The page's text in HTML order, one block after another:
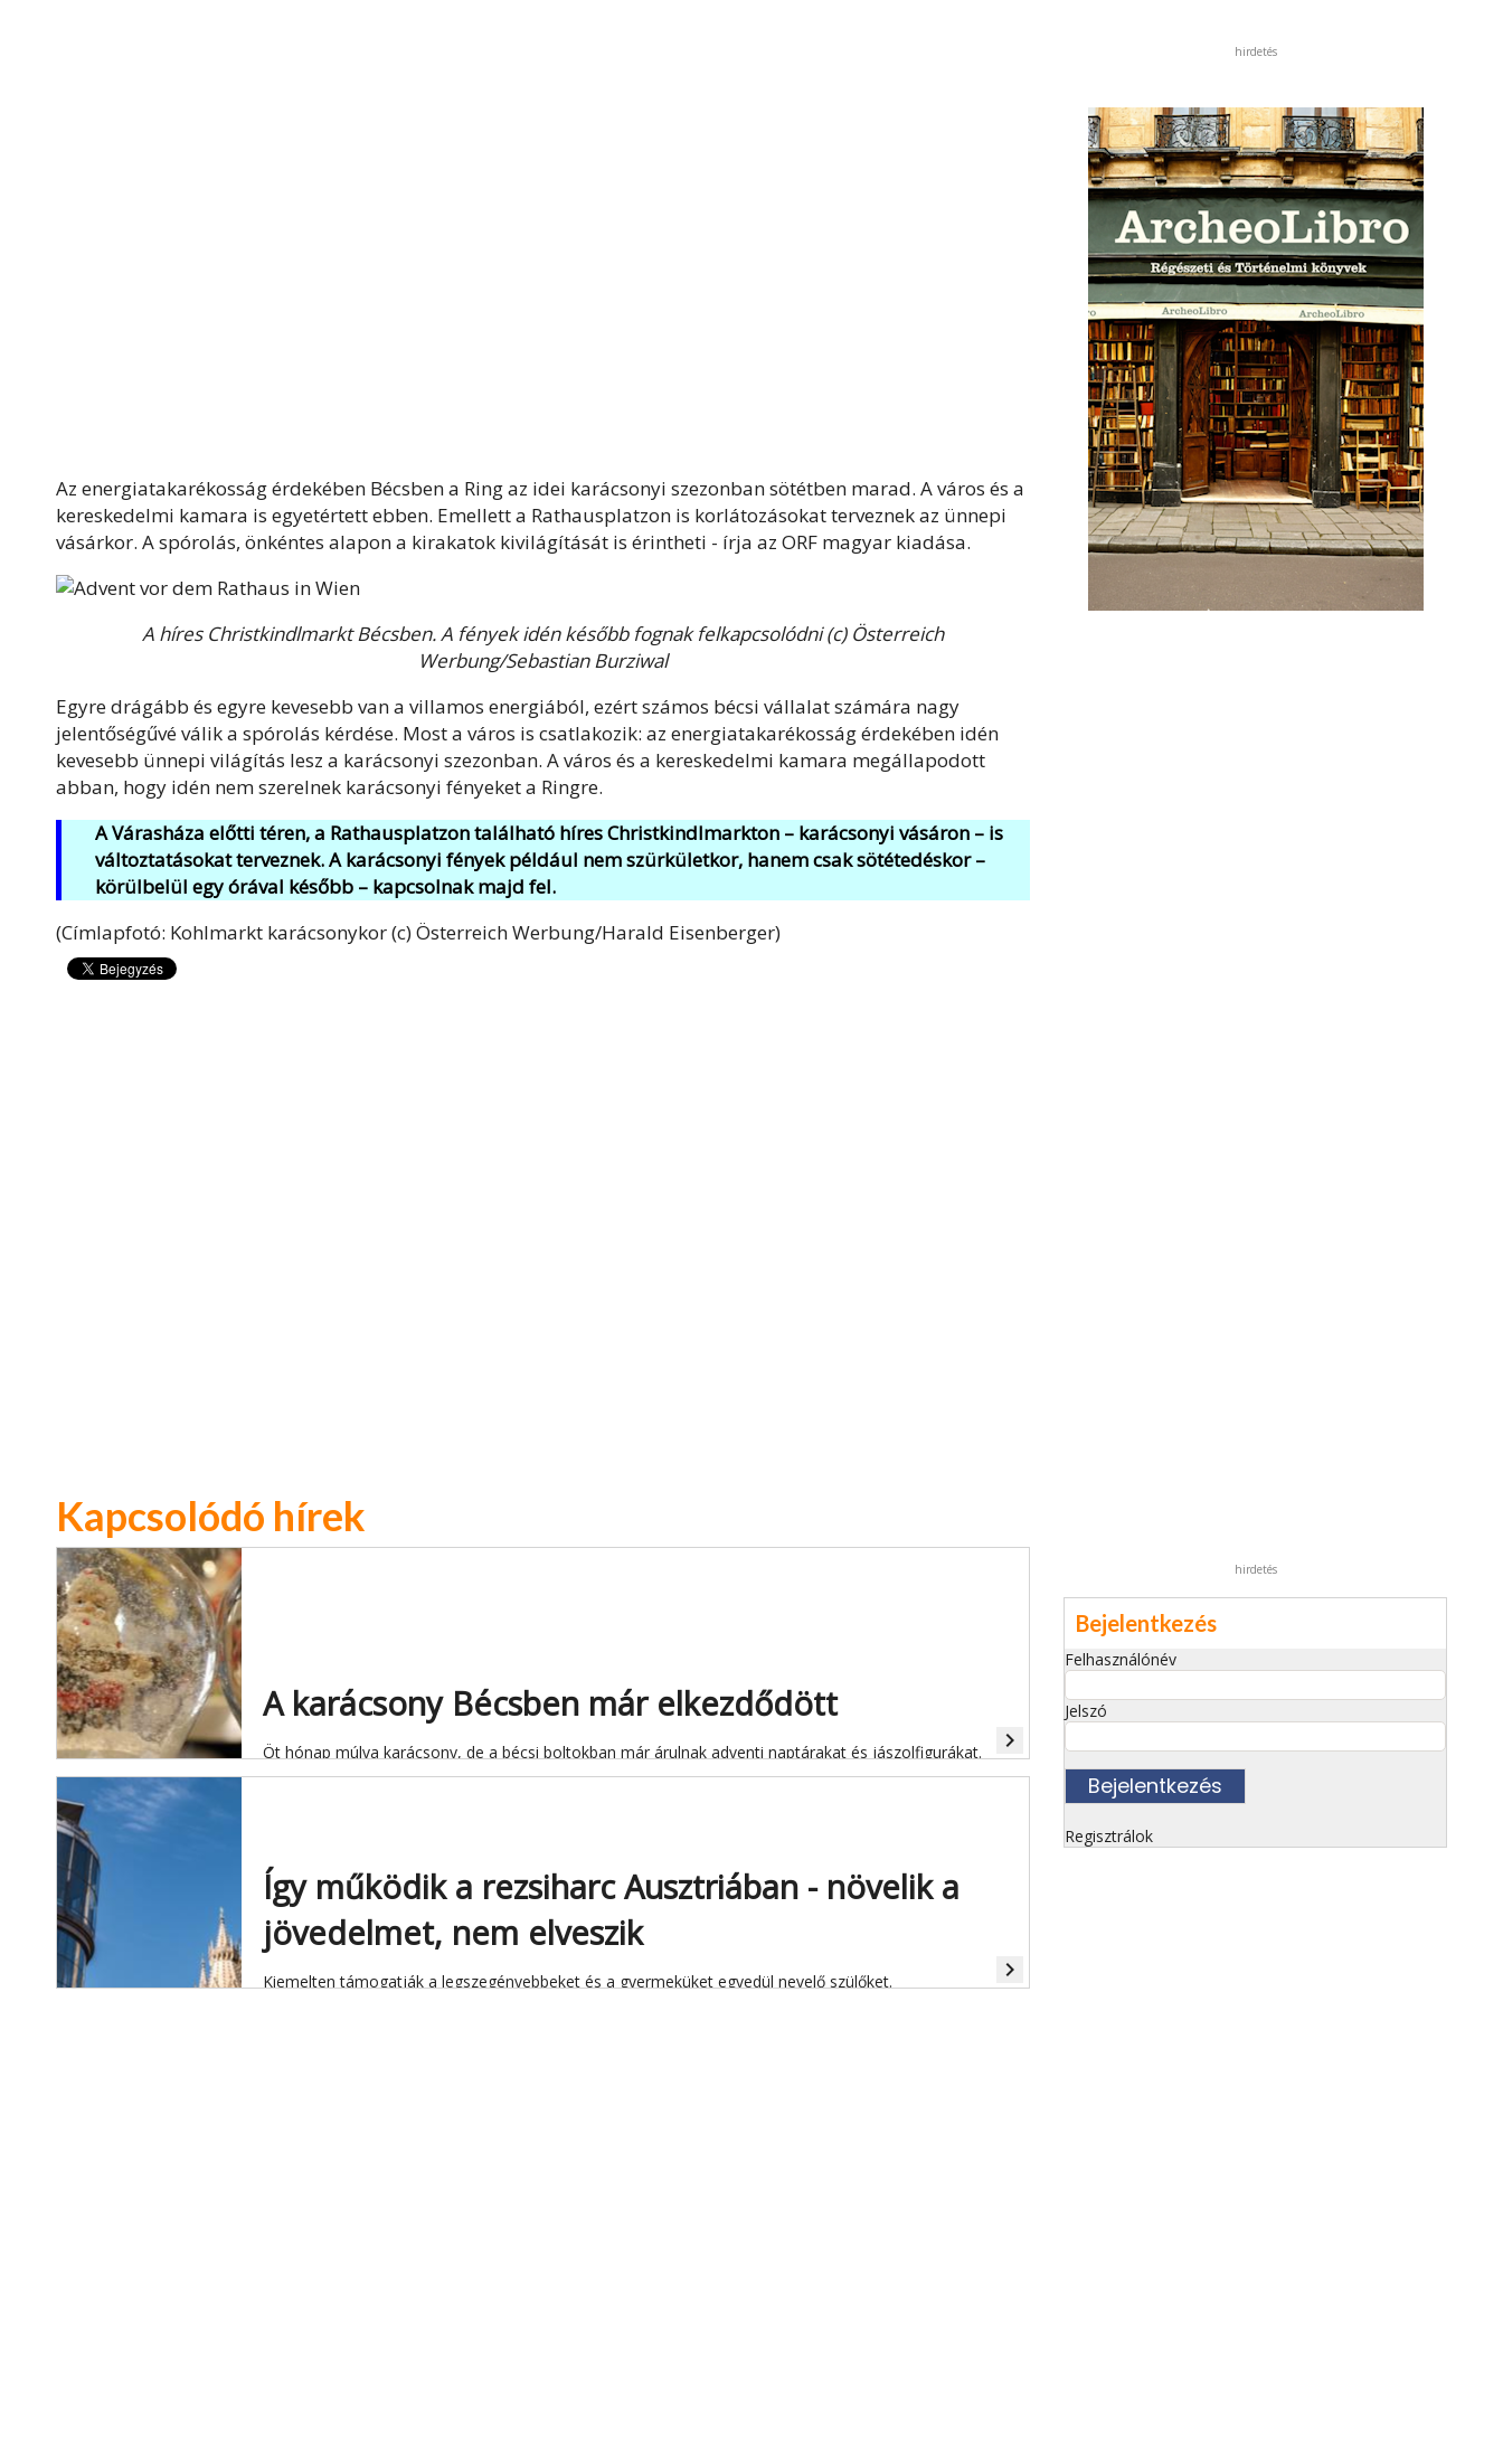
Az energiatakarékosság érdekében Bécsben a Ring az idei karácsonyi szezonban sötétben marad. A város és a
kereskedelmi kamara is egyetértett ebben. Emellett a Rathausplatzon is korlátozásokat terveznek az ünnepi
vásárkor. A spórolás, önkéntes alapon a kirakatok kivilágítását is érintheti - írja az ORF magyar kiadása.
A híres Christkindlmarkt Bécsben. A fények idén később fognak felkapcsolódni (c) Österreich
Werbung/Sebastian Burziwal
Egyre drágább és egyre kevesebb van a villamos energiából, ezért számos bécsi vállalat számára nagy
jelentőségűvé válik a spórolás kérdése. Most a város is csatlakozik: az energiatakarékosság érdekében idén
kevesebb ünnepi világítás lesz a karácsonyi szezonban. A város és a kereskedelmi kamara megállapodott
abban, hogy idén nem szerelnek karácsonyi fényeket a Ringre.
A Várasháza előtti téren, a Rathausplatzon található híres Christkindlmarkton – karácsonyi vásáron – is
változtatásokat terveznek. A karácsonyi fények például nem szürkületkor, hanem csak sötétedéskor –
körülbelül egy órával később – kapcsolnak majd fel.
(Címlapfotó: Kohlmarkt karácsonykor (c) Österreich Werbung/Harald Eisenberger)
Kapcsolódó hírek
A karácsony Bécsben már elkezdődött
Öt hónap múlva karácsony, de a bécsi boltokban már árulnak adventi naptárakat és jászolfigurákat. navigate_next
Így működik a rezsiharc Ausztriában - növelik a
jövedelmet, nem elveszik
Kiemelten támogatják a legszegényebbeket és a gyermeküket egyedül nevelő szülőket. navigate_next
hirdetés
hirdetés
Bejelentkezés
Felhasználónév
Jelszó
Regisztrálok